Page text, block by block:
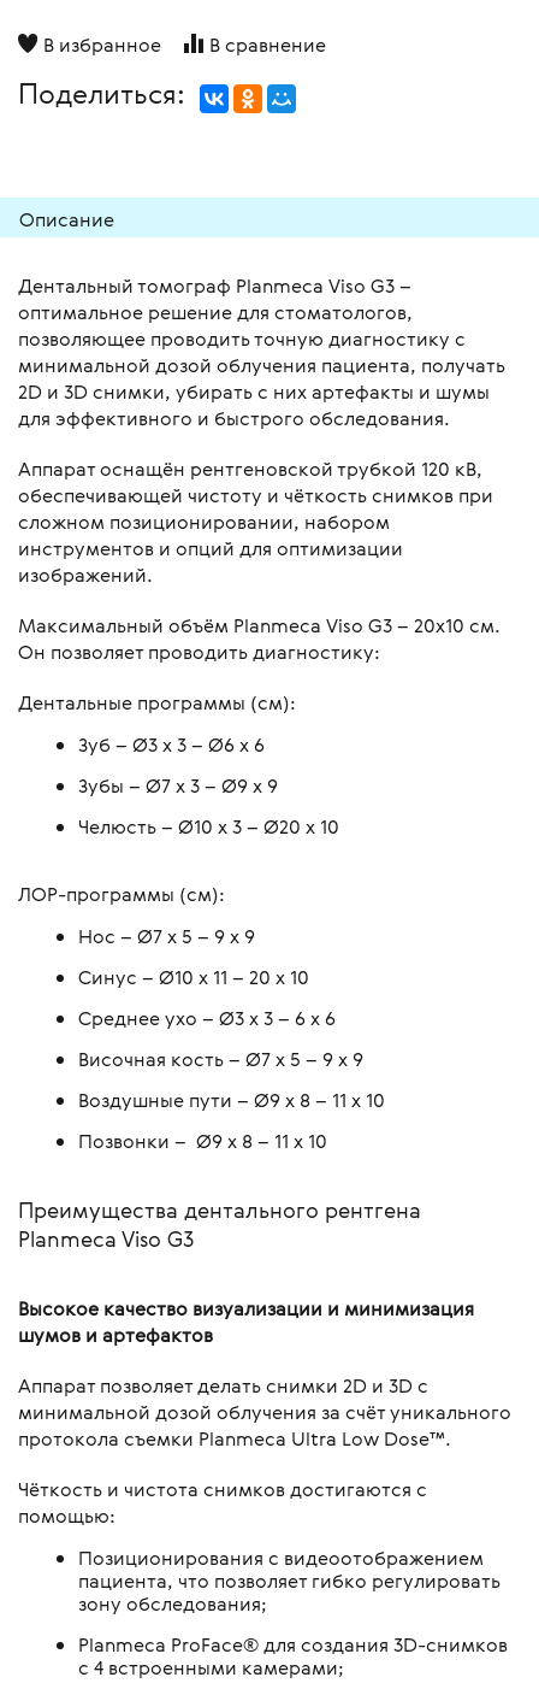
В избранное В сравнение
Поделиться:
Описание
Дентальный томограф Planmeca Viso G3 –
оптимальное решение для стоматологов,
позволяющее проводить точную диагностику с
минимальной дозой облучения пациента, получать
2D и 3D снимки, убирать с них артефакты и шумы
для эффективного и быстрого обследования.
Аппарат оснащён рентгеновской трубкой 120 кВ,
обеспечивающей чистоту и чёткость снимков при
сложном позиционировании, набором
инструментов и опций для оптимизации
изображений.
Максимальный объём Planmeca Viso G3 – 20х10 см.
Он позволяет проводить диагностику:
Дентальные программы (см):
Зуб – Ø3 x 3 – Ø6 x 6
Зубы – Ø7 x 3 – Ø9 x 9
Челюсть – Ø10 x 3 – Ø20 x 10
ЛОР-программы (см):
Нос – Ø7 x 5 – 9 x 9
Синус – Ø10 x 11 – 20 x 10
Среднее ухо – Ø3 x 3 – 6 x 6
Височная кость – Ø7 x 5 – 9 x 9
Воздушные пути – Ø9 x 8 – 11 x 10
Позвонки – Ø9 x 8 – 11 x 10
Преимущества дентального рентгена
Planmeca Viso G3
Высокое качество визуализации и минимизация
шумов и артефактов
Аппарат позволяет делать снимки 2D и 3D с
минимальной дозой облучения за счёт уникального
протокола съемки Planmeca Ultra Low Dose™.
Чёткость и чистота снимков достигаются с
помощью:
Позиционирования с видеоотображением
пациента, что позволяет гибко регулировать
зону обследования;
Planmeca ProFace® для создания 3D-снимков
с 4 встроенными камерами;